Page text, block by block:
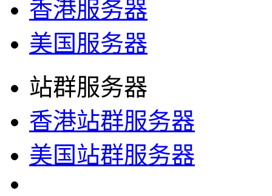
香港服务器
美国服务器
站群服务器
香港站群服务器
美国站群服务器